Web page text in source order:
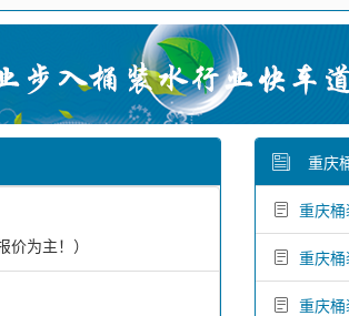
为主！）
重庆
重庆
重庆桶
重庆桶